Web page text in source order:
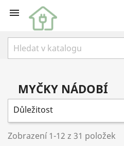

MYČKY NÁDOBÍ
Důležitost
Zobrazení 1-12 z 31 položek